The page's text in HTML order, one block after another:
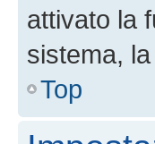
attivato la
sistema,
Top